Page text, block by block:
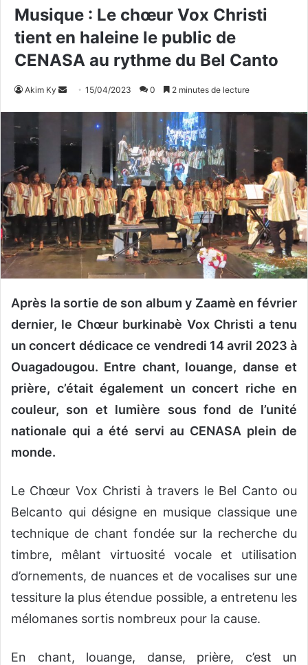
Musique : Le chœur Vox Christi
tient en haleine le public de
CENASA au rythme du Bel Canto
Akim Ky
o
e
r
u
n
c
o
r
i
l
15/04/2023 0 2 minutes de lecture
Après la sortie de son album y Zaamè en février
dernier, le Chœur burkinabè Vox Christi a tenu
un concert dédicace ce vendredi 14 avril 2023 à
Ouagadougou. Entre chant, louange, danse et
prière, c’était également un concert riche en
couleur, son et lumière sous fond de l’unité
nationale qui a été servi au CENASA plein de
monde.
Le Chœur Vox Christi à travers le Bel Canto ou
Belcanto qui désigne en musique classique une
technique de chant fondée sur la recherche du
timbre, mêlant virtuosité vocale et utilisation
d’ornements, de nuances et de vocalises sur une
tessiture la plus étendue possible, a entretenu les
mélomanes sortis nombreux pour la cause.
En chant, louange, danse, prière, c’est un